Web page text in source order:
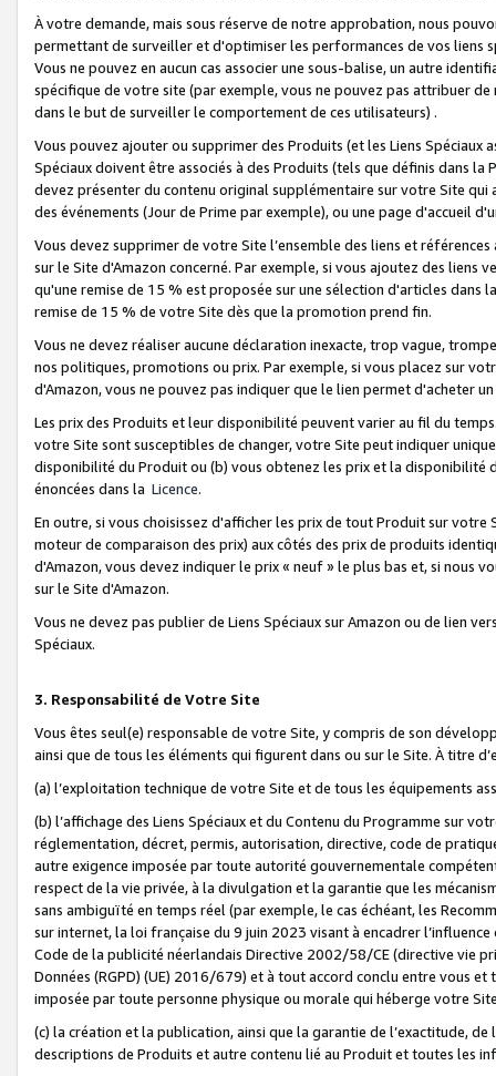
À votre demande, mais sous réserve de notre approbation, nous
permettant de surveiller et d'optimiser les performances de vos liens
Vous ne pouvez en aucun cas associer une sous-balise, un autre
spécifique de votre site (par exemple, vous ne pouvez pas attribuer
dans le but de surveiller le comportement de ces utilisateurs) .
Vous pouvez ajouter ou supprimer des Produits (et les Liens
Spéciaux doivent être associés à des Produits (tels que définis dans
devez présenter du contenu original supplémentaire sur votre Site qui
des événements (Jour de Prime par exemple), ou une page d'accueil
Vous devez supprimer de votre Site l’ensemble des liens et
sur le Site d'Amazon concerné. Par exemple, si vous ajoutez des
qu'une remise de 15 % est proposée sur une sélection d'articles
remise de 15 % de votre Site dès que la promotion prend fin.
Vous ne devez réaliser aucune déclaration inexacte, trop vague,
nos politiques, promotions ou prix. Par exemple, si vous placez sur
d'Amazon, vous ne pouvez pas indiquer que le lien permet d'acheter
Les prix des Produits et leur disponibilité peuvent varier au fil du
votre Site sont susceptibles de changer, votre Site peut indiquer
disponibilité du Produit ou (b) vous obtenez les prix et la disponibilité
énoncées dans la Licence.
En outre, si vous choisissez d'afficher les prix de tout Produit sur
moteur de comparaison des prix) aux côtés des prix de produits
d'Amazon, vous devez indiquer le prix « neuf » le plus bas et, si nous
sur le Site d'Amazon.
Vous ne devez pas publier de Liens Spéciaux sur Amazon ou de lien
Spéciaux.
3. Responsabilité de Votre Site
Vous êtes seul(e) responsable de votre Site, y compris de son
ainsi que de tous les éléments qui figurent dans ou sur le Site. À titre
(a) l’exploitation technique de votre Site et de tous les équipements
(b) l’affichage des Liens Spéciaux et du Contenu du Programme sur
réglementation, décret, permis, autorisation, directive, code de
autre exigence imposée par toute autorité gouvernementale
respect de la vie privée, à la divulgation et la garantie que les
sans ambiguïté en temps réel (par exemple, le cas échéant, les
sur internet, la loi française du 9 juin 2023 visant à encadrer
Code de la publicité néerlandais Directive 2002/58/CE (directive vie
Données (RGPD) (UE) 2016/679) et à tout accord conclu entre vous
imposée par toute personne physique ou morale qui héberge votre
(c) la création et la publication, ainsi que la garantie de l’exactitude,
descriptions de Produits et autre contenu lié au Produit et toutes les